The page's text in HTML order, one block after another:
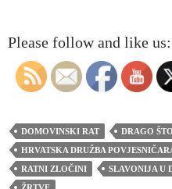
Please follow and like us:
DOMOVINSKI RAT DRAGO
HRVATSKA DRUŽBA
RATNI ZLOČINI
SLAVONIJA U